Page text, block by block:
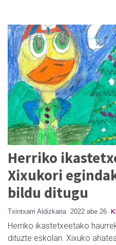
Herriko
Xixukori
bildu ditugu
Txintxarri Aldizkaria 2022 abe 26
Herriko ikastetxeetako
dituzte eskolan. Xixuko